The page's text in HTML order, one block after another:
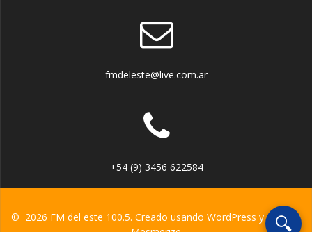
fmdeleste@live.com.ar
+54 (9) 3456 622584
© 2026 FM del este 100.5. Creado usando WordPress y eltema
🔍